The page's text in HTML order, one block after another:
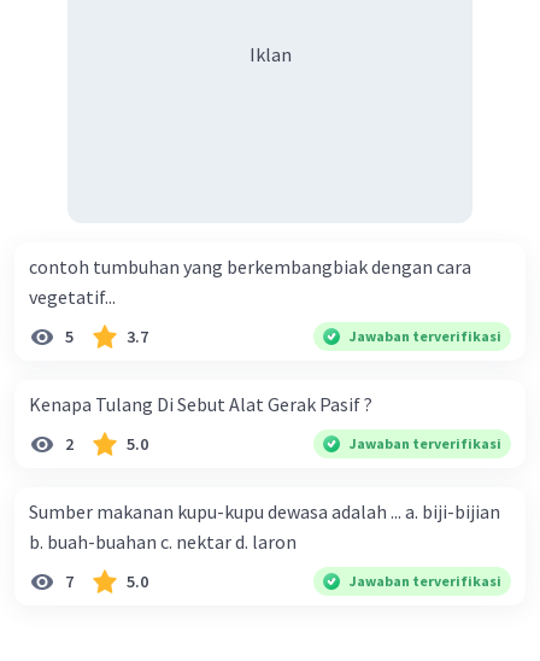
Iklan
contoh tumbuhan yang berkembangbiak dengan cara
vegetatif...
5 3.7 Jawaban terverifikasi
Kenapa Tulang Di Sebut Alat Gerak Pasif ?
2 5.0 Jawaban terverifikasi
Sumber makanan kupu-kupu dewasa adalah ... a. biji-bijian
b. buah-buahan c. nektar d. laron
7 5.0 Jawaban terverifikasi